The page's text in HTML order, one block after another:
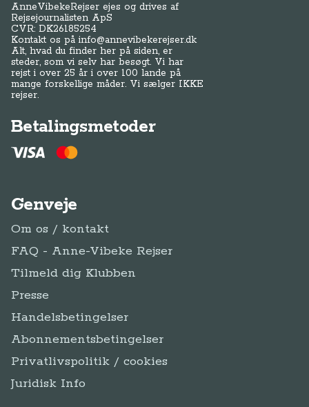
AnneVibekeRejser ejes og drives af
Rejsejournalisten ApS
CVR: DK26185254
Kontakt os påinfo@annevibekerejser.dk
Alt, hvad du finder her på siden, er
steder, som vi selv har besøgt. Vi har
rejst i over 25 år i over 100 lande på
mange forskellige måder. Vi sælger IKKE
rejser.
Betalingsmetoder
Genveje
Om os / kontakt
FAQ - Anne-Vibeke Rejser
Tilmeld dig Klubben
Presse
Handelsbetingelser
Abonnementsbetingelser
Privatlivspolitik / cookies
Juridisk Info